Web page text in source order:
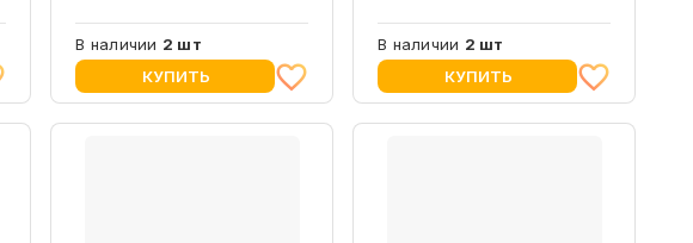
В наличии 2 шт
КУПИТЬ
В наличии 2 шт
КУПИТЬ